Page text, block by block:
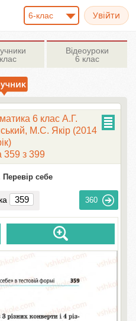
6-клас
Відеоуроки
6 клас
6 клас А.Г.
М.С. Якір (2014
359 з 399
себе
360